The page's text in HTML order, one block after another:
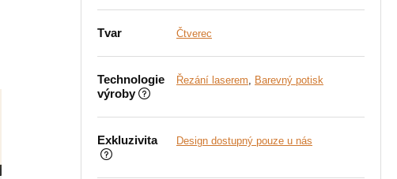
Tvar Čtverec
Technologie
výroby
Řezání laserem, Barevný potisk
Exkluzivita Design dostupný pouze u nás